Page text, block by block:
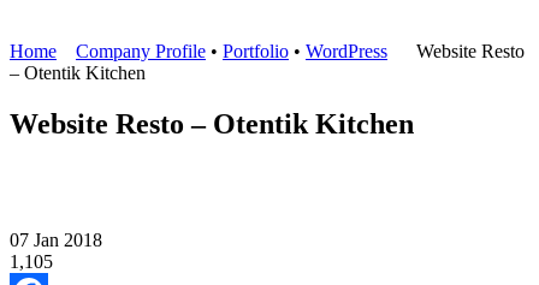
Home Company Profile • Portfolio • WordPress
Website Resto
– Otentik Kitchen
Website Resto – Otentik Kitchen
07 Jan 2018
1,105